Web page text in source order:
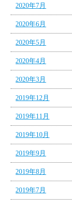
2020年7月
2020年6月
2020年5月
2020年4月
2020年3月
2019年12月
2019年11月
2019年10月
2019年9月
2019年8月
2019年7月